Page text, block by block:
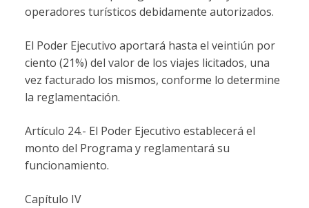
operadores turísticos debidamente autorizados.
El Poder Ejecutivo aportará hasta el veintiún por
ciento (21%) del valor de los viajes licitados, una
vez facturado los mismos, conforme lo determine
la reglamentación.
Artículo 24.- El Poder Ejecutivo establecerá el
monto del Programa y reglamentará su
funcionamiento.
Capítulo IV